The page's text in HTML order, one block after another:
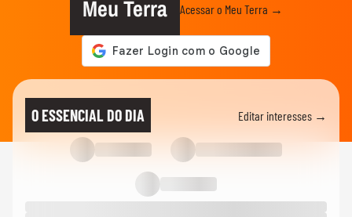
SC registra ao menos 19 cidades com
temperaturas negativas; vídeo...
Papagaio sobrevive por uma semana sob
escombros de prédio e é...
Vazão das Cataratas do Iguaçu está 4
vezes maior que média e chega...
Meu Terra Acessar o Meu Terra →
O ESSENCIAL DO DIA Editar interesses →